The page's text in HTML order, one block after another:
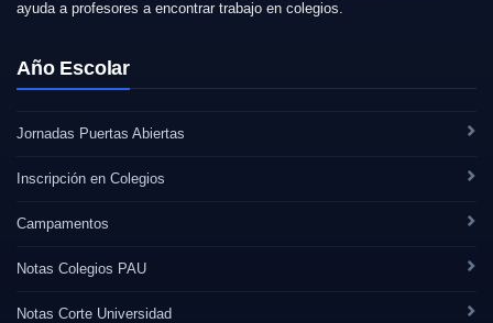
ayuda a profesores a encontrar trabajo en colegios.
Año Escolar
Jornadas Puertas Abiertas
Inscripción en Colegios
Campamentos
Notas Colegios PAU
Notas Corte Universidad